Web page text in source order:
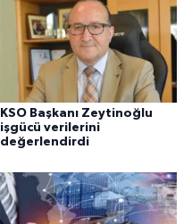
KSO Başkanı Zeytinoğlu
işgücü verilerini
değerlendirdi